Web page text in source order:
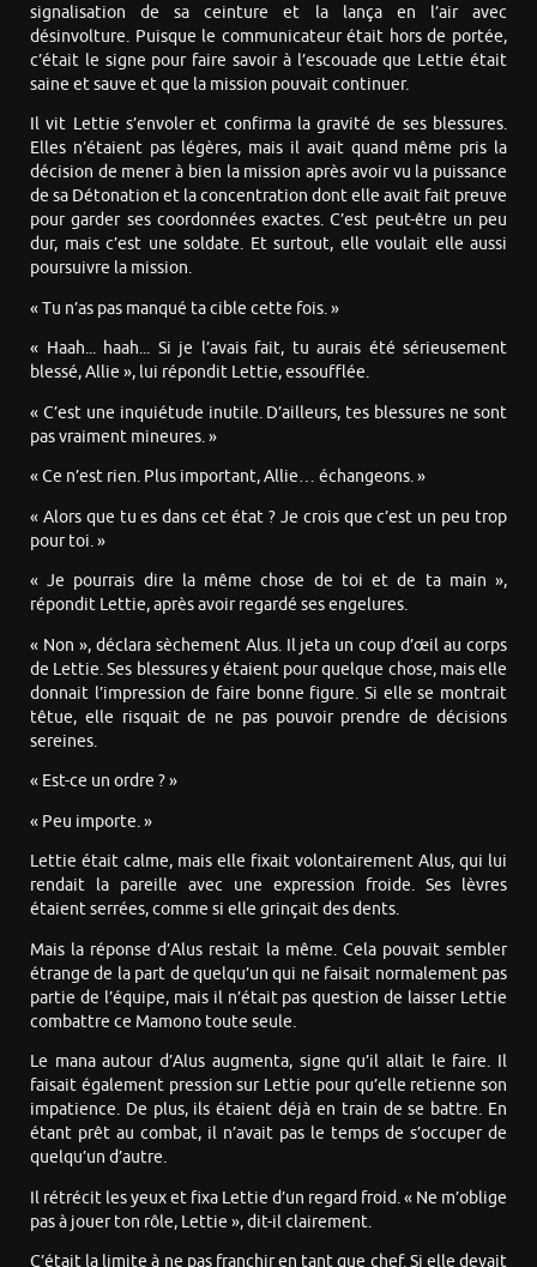
signalisation de sa ceinture et la lança en l’air avec
désinvolture. Puisque le communicateur était hors de portée,
c’était le signe pour faire savoir à l’escouade que Lettie était
saine et sauve et que la mission pouvait continuer.
Il vit Lettie s’envoler et confirma la gravité de ses blessures.
Elles n’étaient pas légères, mais il avait quand même pris la
décision de mener à bien la mission après avoir vu la puissance
de sa Détonation et la concentration dont elle avait fait preuve
pour garder ses coordonnées exactes. C’est peut-être un peu
dur, mais c’est une soldate. Et surtout, elle voulait elle aussi
poursuivre la mission.
« Tu n’as pas manqué ta cible cette fois. »
« Haah... haah... Si je l’avais fait, tu aurais été sérieusement
blessé, Allie », lui répondit Lettie, essoufflée.
« C’est une inquiétude inutile. D’ailleurs, tes blessures ne sont
pas vraiment mineures. »
« Ce n’est rien. Plus important, Allie… échangeons. »
« Alors que tu es dans cet état ? Je crois que c’est un peu trop
pour toi. »
« Je pourrais dire la même chose de toi et de ta main »,
répondit Lettie, après avoir regardé ses engelures.
« Non », déclara sèchement Alus. Il jeta un coup d’œil au corps
de Lettie. Ses blessures y étaient pour quelque chose, mais elle
donnait l’impression de faire bonne figure. Si elle se montrait
têtue, elle risquait de ne pas pouvoir prendre de décisions
sereines.
« Est-ce un ordre ? »
« Peu importe. »
Lettie était calme, mais elle fixait volontairement Alus, qui lui
rendait la pareille avec une expression froide. Ses lèvres
étaient serrées, comme si elle grinçait des dents.
Mais la réponse d’Alus restait la même. Cela pouvait sembler
étrange de la part de quelqu’un qui ne faisait normalement pas
partie de l’équipe, mais il n’était pas question de laisser Lettie
combattre ce Mamono toute seule.
Le mana autour d’Alus augmenta, signe qu’il allait le faire. Il
faisait également pression sur Lettie pour qu’elle retienne son
impatience. De plus, ils étaient déjà en train de se battre. En
étant prêt au combat, il n’avait pas le temps de s’occuper de
quelqu’un d’autre.
Il rétrécit les yeux et fixa Lettie d’un regard froid. « Ne m’oblige
pas à jouer ton rôle, Lettie », dit-il clairement.
C’était la limite à ne pas franchir en tant que chef. Si elle devait